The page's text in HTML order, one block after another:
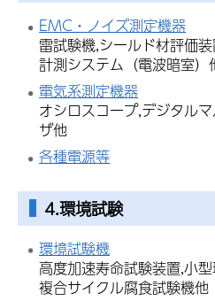
EMC・ノイズ測定機器
雷試験機,シールド材評価
計測システム（電波暗室）
電気系測定機器
オシロスコープ,デジタル
ザ他
各種電源等
4.環境試験
環境試験機
高度加速寿命試験装置,小
複合サイクル腐食試験機他